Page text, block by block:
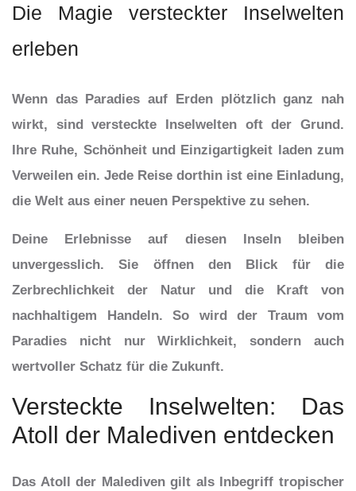
Die Magie versteckter Inselwelten
erleben
Wenn das Paradies auf Erden plötzlich ganz nah
wirkt, sind versteckte Inselwelten oft der Grund.
Ihre Ruhe, Schönheit und Einzigartigkeit laden zum
Verweilen ein. Jede Reise dorthin ist eine Einladung,
die Welt aus einer neuen Perspektive zu sehen.
Deine Erlebnisse auf diesen Inseln bleiben
unvergesslich. Sie öffnen den Blick für die
Zerbrechlichkeit der Natur und die Kraft von
nachhaltigem Handeln. So wird der Traum vom
Paradies nicht nur Wirklichkeit, sondern auch
wertvoller Schatz für die Zukunft.
Versteckte Inselwelten: Das
Atoll der Malediven entdecken
Das Atoll der Malediven gilt als Inbegriff tropischer